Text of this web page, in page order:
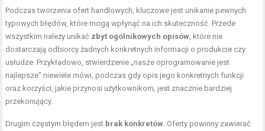
Podczas tworzenia ofert handlowych, kluczowe jest unikanie pewnych
typowych błędów, które mogą wpłynąć na ich skuteczność. Przede
wszystkim należy unikać zbyt ogólnikowych opisów , które nie
dostarczają odbiorcy żadnych konkretnych informacji o produkcie czy
usłudze. Przykładowo, stwierdzenie „nasze oprogramowanie jest
najlepsze” niewiele mówi, podczas gdy opis jego konkretnych funkcji
oraz korzyści, jakie przynosi użytkownikom, jest znacznie bardziej
przekonujący.
Drugim częstym błędem jest brak konkretów . Oferty powinny zawierać